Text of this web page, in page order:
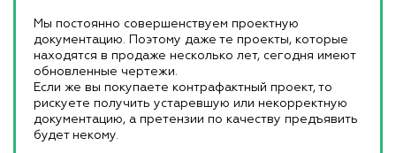
Мы постоянно совершенствуем проектную
документацию. Поэтому даже те проекты, которые
находятся в продаже несколько лет, сегодня имеют
обновленные чертежи.
Если же вы покупаете контрафактный проект, то
рискуете получить устаревшую или некорректную
документацию, а претензии по качеству предъявить
будет некому.